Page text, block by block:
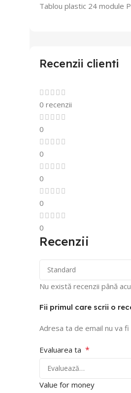
Tablou plastic 24 module
Recenzii clienti
0 recenzii
0
0
0
0
0
Recenzii
Nu există recenzii până
Fii primul care scrii o
Adresa ta de email nu va fi
Evaluarea ta *
Value for money